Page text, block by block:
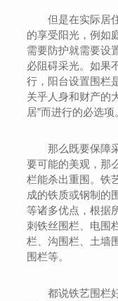
但是在实际居
的享受阳光，例如
需要防护就需要设
必阻碍采光。如果
行，阳台设置围栏
关乎人身和财产的
居”而进行的必选项
那么既要保障
要可能的美观，那
栏能杀出重围。铁
成的铁质或钢制的
等诸多优点，根据
刺铁丝围栏、电围
栏、沟围栏、土墙
围栏等。
都说铁艺围栏